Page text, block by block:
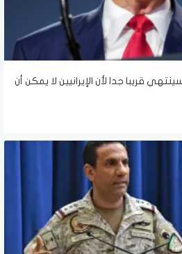
قريبا جدا لأن الإيرانيين لا يمكن أن